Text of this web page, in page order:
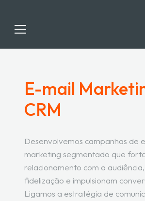
HOME
BLOG
CONTACTOS
E-mail
CRM
Desenvolvemos campanhas de
marketing segmentado que
relacionamento com a
fidelização e impulsionam
Ligamos a estratégia de